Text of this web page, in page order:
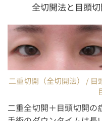
全切開法と目頭
二重切開（全切開法） / 目
二重全切開＋目頭切開の